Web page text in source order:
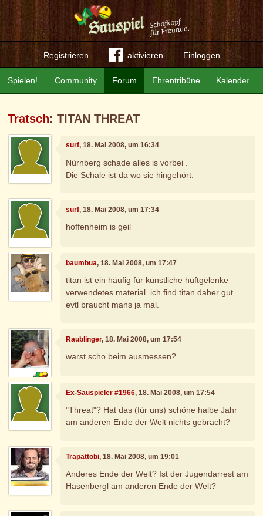
Registrieren aktivieren Einloggen
Community Forum Ehrentribüne Kalender
Spielen!
Tratsch: TITAN THREAT
surf, 18. Mai 2008, um 16:34
Nürnberg schade alles is vorbei .
Die Schale ist da wo sie hingehört.
surf, 18. Mai 2008, um 17:34
hoffenheim is geil
baumbua, 18. Mai 2008, um 17:47
titan ist ein häufig für künstliche hüftgelenke
verwendetes material. ich find titan daher gut.
evtl braucht mans ja mal.
Raublinger, 18. Mai 2008, um 17:54
warst scho beim ausmessen?
Ex-Sauspieler #1966, 18. Mai 2008, um 17:54
"Threat"? Hat das (für uns) schöne halbe Jahr
am anderen Ende der Welt nichts gebracht?
Trapattobi, 18. Mai 2008, um 19:01
Anderes Ende der Welt? Ist der Jugendarrest am
Hasenbergl am anderen Ende der Welt?